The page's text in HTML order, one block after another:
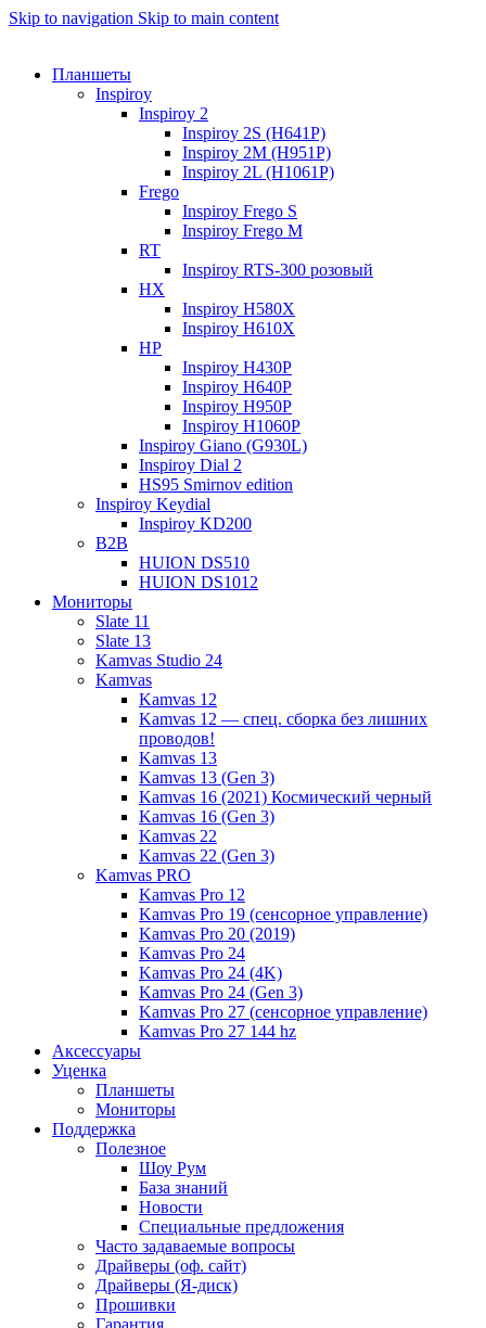
Skip to navigation Skip to main content
Планшеты
Inspiroy
Inspiroy 2
Inspiroy 2S (H641P)
Inspiroy 2M (H951P)
Inspiroy 2L (H1061P)
Frego
Inspiroy Frego S
Inspiroy Frego M
RT
Inspiroy RTS-300 розовый
HX
Inspiroy H580X
Inspiroy H610X
HP
Inspiroy H430P
Inspiroy H640P
Inspiroy H950P
Inspiroy H1060P
Inspiroy Giano (G930L)
Inspiroy Dial 2
HS95 Smirnov edition
Inspiroy Keydial
Inspiroy KD200
B2B
HUION DS510
HUION DS1012
Мониторы
Slate 11
Slate 13
Kamvas Studio 24
Kamvas
Kamvas 12
Kamvas 12 — спец. сборка без лишних
проводов!
Kamvas 13
Kamvas 13 (Gen 3)
Kamvas 16 (2021) Космический черный
Kamvas 16 (Gen 3)
Kamvas 22
Kamvas 22 (Gen 3)
Kamvas PRO
Kamvas Pro 12
Kamvas Pro 19 (сенсорное управление)
Kamvas Pro 20 (2019)
Kamvas Pro 24
Kamvas Pro 24 (4K)
Kamvas Pro 24 (Gen 3)
Kamvas Pro 27 (сенсорное управление)
Kamvas Pro 27 144 hz
Аксессуары
Уценка
Планшеты
Мониторы
Поддержка
Полезное
Шоу Рум
База знаний
Новости
Специальные предложения
Часто задаваемые вопросы
Драйверы (оф. сайт)
Драйверы (Я-диск)
Прошивки
Гарантия